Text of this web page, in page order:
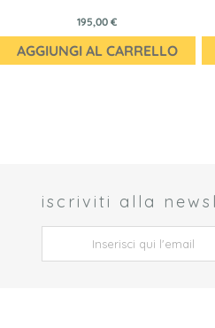
195,00 €
AGGIUNGI AL CARRELLO
iscriviti alla